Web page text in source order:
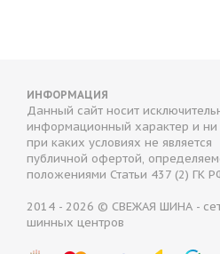
ИНФОРМАЦИЯ
Данный сайт носит
информационный характер и ни
при каких условиях не является
публичной офертой,
положениями Статьи 437 (2) ГК
2014 - 2026 © СВЕЖАЯ ШИНА -
шинных центров